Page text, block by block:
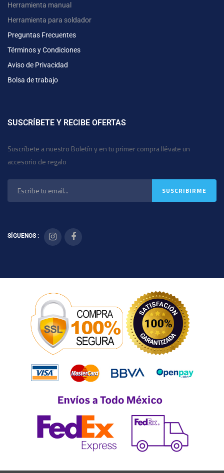
Herramienta manual
Herramienta para soldador
Preguntas Frecuentes
Términos y Condiciones
Aviso de Privacidad
Bolsa de trabajo
SUSCRÍBETE Y RECIBE OFERTAS
Suscríbete a nuestro Boletín y en tu primer compra llévate un
accesorio de regalo
SÍGUENOS :